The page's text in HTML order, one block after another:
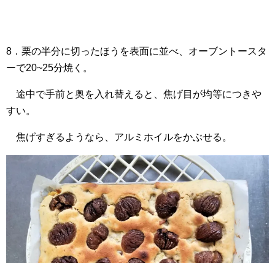
8．栗の半分に切ったほうを表面に並べ、オーブントースタ
ーで20~25分焼く。
途中で手前と奥を入れ替えると、焦げ目が均等につきや
すい。
焦げすぎるようなら、アルミホイルをかぶせる。